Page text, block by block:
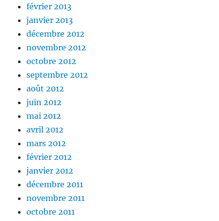
février 2013
janvier 2013
décembre 2012
novembre 2012
octobre 2012
septembre 2012
août 2012
juin 2012
mai 2012
avril 2012
mars 2012
février 2012
janvier 2012
décembre 2011
novembre 2011
octobre 2011